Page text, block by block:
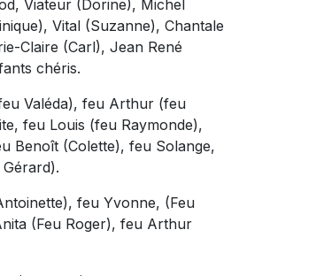
Viateur (Dorine), Michel
Vital (Suzanne), Chantale
Claire (Carl), Jean René
chéris.
Valéda), feu Arthur (feu
feu Louis (feu Raymonde),
Benoît (Colette), feu Solange,
feu Yvonne, (Feu
(Feu Roger), feu Arthur